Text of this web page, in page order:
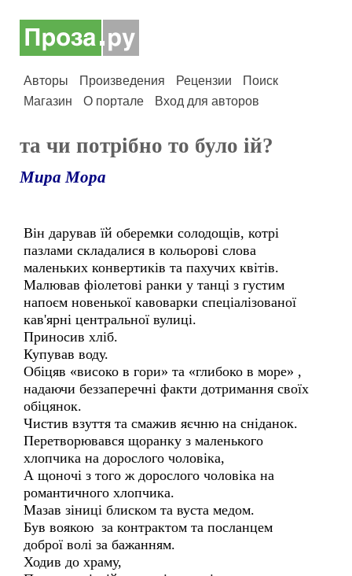
Авторы Произведения Рецензии
Поиск
Магазин
О портале Вход для авторов
та чи потрiбно то було iй?
Мира Мора
Він дарував їй оберемки солодощів, котрі
пазлами складалися в кольорові слова
маленьких конвертиків та пахучих квітів.
Малював фіолетові ранки у танці з густим
напоєм новенької кавоварки спеціалізованої
кав'ярні центральної вулиці.
Приносив хліб.
Купував воду.
Обіцяв «високо в гори» та «глибоко в море» ,
надаючи беззаперечні факти дотримання своїх
обіцянок.
Чистив взуття та смажив яєчню на сніданок.
Перетворювався щоранку з маленького
хлопчика на дорослого чоловіка,
А щоночі з того ж дорослого чоловіка на
романтичного хлопчика.
Мазав зіниці блиском та вуста медом.
Був воякою за контрактом та посланцем
доброї волі за бажанням.
Ходив до храму,